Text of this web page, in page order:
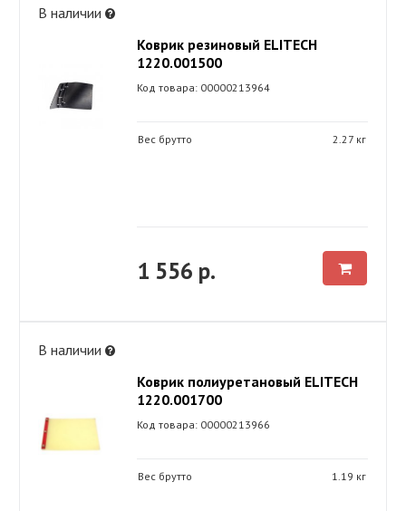
В наличии
Коврик резиновый ELITECH
1220.001500
Код товара: 00000213964
Вес брутто 2.27 кг
1 556 р.
В наличии
Коврик полиуретановый ELITECH
1220.001700
Код товара: 00000213966
Вес брутто 1.19 кг